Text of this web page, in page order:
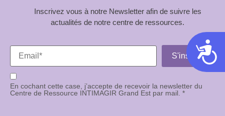
Inscrivez vous à notre Newsletter afin de suivre les
actualités de notre centre de ressources.
En cochant cette case, j’accepte de recevoir la newsletter du
Centre de Ressource INTIMAGIR Grand Est par mail. *